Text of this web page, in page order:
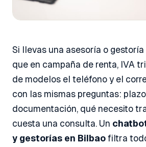
Si llevas una asesoría o
que en campaña de renta, IVA
de modelos el teléfono y el
con las mismas preguntas:
documentación, qué necesito
cuesta una consulta. Un
y gestorías en Bilbao filtra